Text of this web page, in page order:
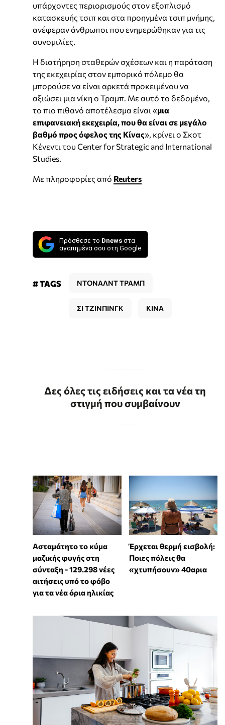
υπάρχοντες περιορισμούς στον εξοπλισμό
κατασκευής τσιπ και στα προηγμένα τσιπ μνήμης,
ανέφεραν άνθρωποι που ενημερώθηκαν για τις
συνομιλίες.
Η διατήρηση σταθερών σχέσεων και η παράταση
της εκεχειρίας στον εμπορικό πόλεμο θα
μπορούσε να είναι αρκετά προκειμένου να
αξιώσει μια νίκη ο Τραμπ. Με αυτό το δεδομένο,
το πιο πιθανό αποτέλεσμα είναι «μια
επιφανειακή εκεχειρία, που θα είναι σε μεγάλο
βαθμό προς όφελος της Κίνας», κρίνει ο Σκοτ
Κένεντι του Center for Strategic ​and International
Studies.
Με πληροφορίες από Reuters
Πρόσθεσε το Dnews στα
αγαπημένα σου στη Google
# TAGS ΝΤΟΝΑΛΝΤ ΤΡΑΜΠ
ΣΙ ΤΖΙΝΠΙΝΓΚ ΚΙΝΑ
Δες όλες τις ειδήσεις και τα νέα τη
στιγμή που συμβαίνουν
Ασταμάτητο το κύμα
μαζικής φυγής στη
σύνταξη - 129.298 νέες
αιτήσεις υπό το φόβο
για τα νέα όρια ηλικίας
Έρχεται θερμή εισβολή:
Ποιες πόλεις θα
«χτυπήσουν» 40αρια